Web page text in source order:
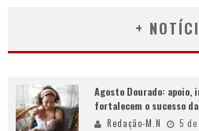
+
Agosto Dourado: apoio,
fortalecem o sucesso
Redação-M.N 5